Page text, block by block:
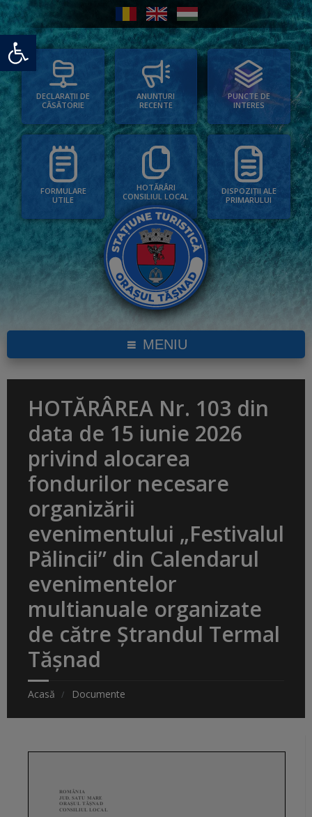
Deschide bara de unelte
DECLARAȚII DE
CĂSĂTORIE
ANUNȚURI
RECENTE
PUNCTE DE
INTERES
FORMULARE
UTILE
HOTĂRÂRI
CONSILIUL LOCAL
DISPOZIȚII ALE
PRIMARULUI
MENIU
HOTĂRÂREA Nr. 103 din
data de 15 iunie 2026
privind alocarea
fondurilor necesare
organizării
evenimentului „Festivalul
Pălincii” din Calendarul
evenimentelor
multianuale organizate
de către Ștrandul Termal
Tășnad
Acasă Documente